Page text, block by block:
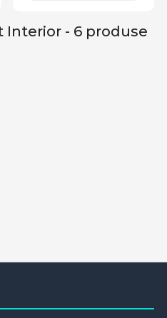
Interior - 6 produse